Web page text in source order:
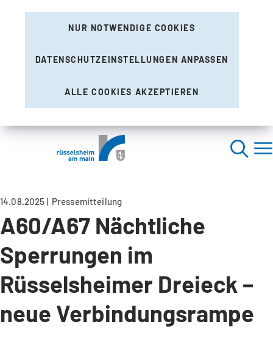
NUR NOTWENDIGE COOKIES
DATENSCHUTZEINSTELLUNGEN ANPASSEN
ALLE COOKIES AKZEPTIEREN
14.08.2025 Pressemitteilung
A60/A67 Nächtliche
Sperrungen im
Rüsselsheimer Dreieck –
neue Verbindungsrampe